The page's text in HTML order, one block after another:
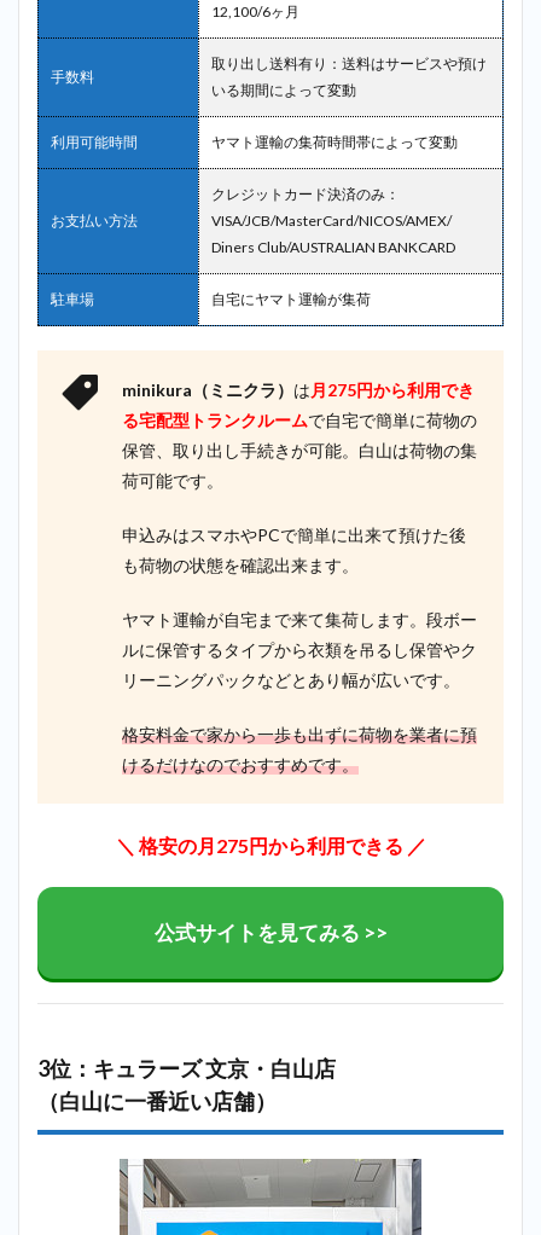
12,100/6ヶ月
手数料
取り出し送料有り：送料はサービスや預け
いる期間によって変動
利用可能時間 ヤマト運輸の集荷時間帯によって変動
お支払い方法
クレジットカード決済のみ：
VISA/JCB/MasterCard/NICOS/AMEX/
Diners Club/AUSTRALIAN BANKCARD
駐車場 自宅にヤマト運輸が集荷
minikura（ミニクラ） は 月275円から利用でき
る宅配型トランクルームで自宅で簡単に荷物の
保管、取り出し手続きが可能。白山は荷物の集
荷可能です。
申込みはスマホやPCで簡単に出来て預けた後
も荷物の状態を確認出来ます。
ヤマト運輸が自宅まで来て集荷します。段ボー
ルに保管するタイプから衣類を吊るし保管やク
リーニングパックなどとあり幅が広いです。
格安料金で家から一歩も出ずに荷物を業者に預
けるだけなのでおすすめです。
＼ 格安の月275円から利用できる ／
公式サイトを見てみる >>
3位：キュラーズ 文京・白山店
（白山に一番近い店舗）